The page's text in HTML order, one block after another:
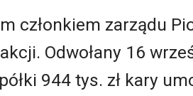
członkiem zarządu
Odwołany 16
944 tys. zł kary